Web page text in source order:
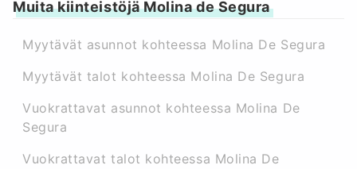
Muita kiinteistöjä Molina de Segura
Myytävät asunnot kohteessa Molina De Segura
Myytävät talot kohteessa Molina De Segura
Vuokrattavat asunnot kohteessa Molina De
Segura
Vuokrattavat talot kohteessa Molina De